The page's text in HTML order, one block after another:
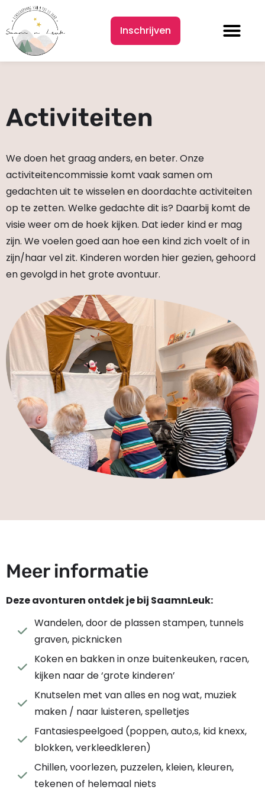
Inschrijven
Activiteiten
We doen het graag anders, en beter. Onze
activiteitencommissie komt vaak samen om
gedachten uit te wisselen en doordachte activiteiten
op te zetten. Welke gedachte dit is? Daarbij komt de
visie weer om de hoek kijken. Dat ieder kind er mag
zijn. We voelen goed aan hoe een kind zich voelt of in
zijn/haar vel zit. Kinderen worden hier gezien, gehoord
en gevolgd in het grote avontuur.
Meer informatie
Deze avonturen ontdek je bij SaamnLeuk:
Wandelen, door de plassen stampen, tunnels
graven, picknicken
Koken en bakken in onze buitenkeuken, racen,
kijken naar de ‘grote kinderen’
Knutselen met van alles en nog wat, muziek
maken / naar luisteren, spelletjes
Fantasiespeelgoed (poppen, auto,s, kid knexx,
blokken, verkleedkleren)
Chillen, voorlezen, puzzelen, kleien, kleuren,
tekenen of helemaal niets